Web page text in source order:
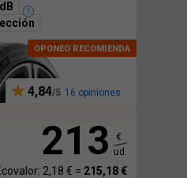
4,84 16 opiniones
213
€
ud.
2,18 € = 215,18 €